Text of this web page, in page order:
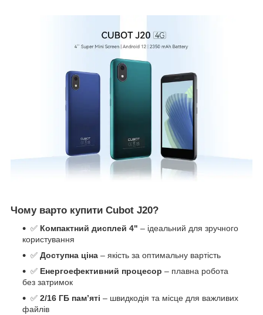
Чому варто купити Cubot J20?
✅ Компактний дисплей 4" – ідеальний для зручного
користування
✅ Доступна ціна – якість за оптимальну вартість
✅ Енергоефективний процесор – плавна робота
без затримок
✅ 2/16 ГБ пам’яті – швидкодія та місце для важливих
файлів